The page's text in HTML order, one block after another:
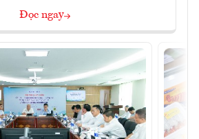
Đọc ngay